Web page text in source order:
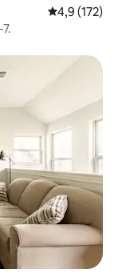
საშუალო
4,9 (172)